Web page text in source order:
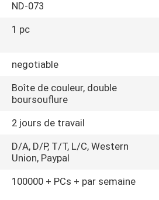
ND-073
1 pc
negotiable
Boîte de couleur, double
boursouflure
2 jours de travail
D/A, D/P, T/T, L/C, Western
Union, Paypal
100000 + PCs + par semaine